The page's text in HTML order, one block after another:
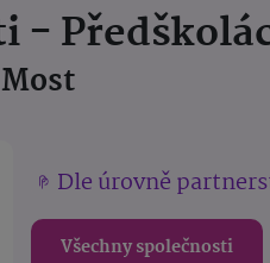
-
Dle úrovně
Všechny společnosti